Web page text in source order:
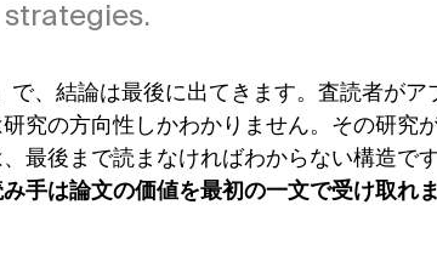
で、結論は最後に出てきます。査読者がア
究の方向性しかわかりません。その研究
最後まで読まなければわからない構造です
手は論文の価値を最初の一文で受け取れま